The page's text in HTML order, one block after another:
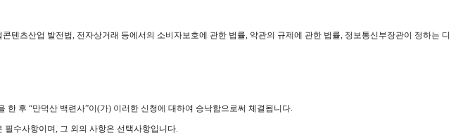
텐츠산업 발전법, 전자상거래 등에서의 소비자보호에 관한 법률, 약관의 규제에 관한 법률, 정보통신부장관이 정하는
후 “만덕산 백련사”이(가) 이러한 신청에 대하여 승낙함으로써 체결됩니다.
수사항이며, 그 외의 사항은 선택사항입니다.